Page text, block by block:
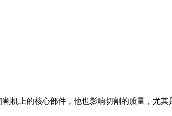
机上的核心部件，他也影响切割的质量，尤